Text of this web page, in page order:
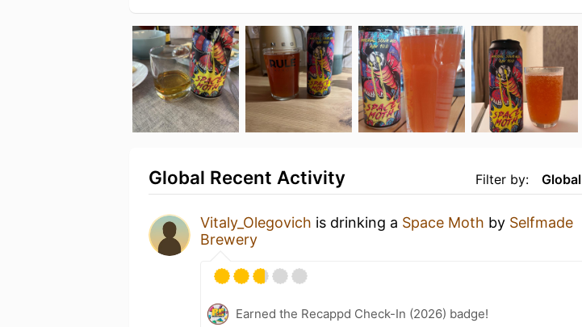
Filter by: Global
Global Recent Activity
Vitaly_Olegovich is drinking a Space Moth by Selfmade
Brewery
Earned the Recappd Check-In (2026) badge!